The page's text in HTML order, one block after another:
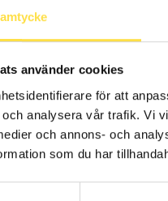
använder cookies
för att
analysera vår trafik. Vi
och annons- och
som du har
som volvodelar hos
och icke original.
EW200B.